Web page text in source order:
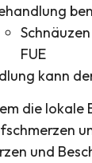
FUE
kann
die lokale
und